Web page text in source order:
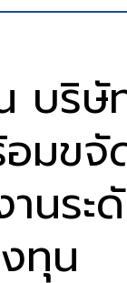
บริษั
มขจั
นระ
ทุน